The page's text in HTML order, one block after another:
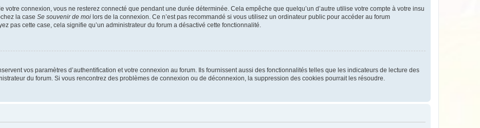
votre connexion, vous ne resterez connecté que pendant une durée déterminée. Cela empêche que quelqu’un d’autre utilise votre compte à votre insu
la case Se souvenir de moi lors de la connexion. Ce n’est pas recommandé si vous utilisez un ordinateur public pour accéder au forum
pas cette case, cela signifie qu’un administrateur du forum a désactivé cette fonctionnalité.
vos paramètres d’authentification et votre connexion au forum. Ils fournissent aussi des fonctionnalités telles que les indicateurs de lecture des
du forum. Si vous rencontrez des problèmes de connexion ou de déconnexion, la suppression des cookies pourrait les résoudre.